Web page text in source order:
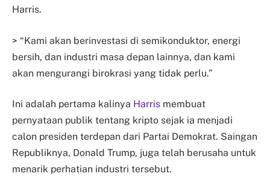
Harris.
> “Kami akan berinvestasi di semikonduktor, energi
bersih, dan industri masa depan lainnya, dan kami
akan mengurangi birokrasi yang tidak perlu.”
Ini adalah pertama kalinya Harris membuat
pernyataan publik tentang kripto sejak ia menjadi
calon presiden terdepan dari Partai Demokrat. Saingan
Republiknya, Donald Trump, juga telah berusaha untuk
menarik perhatian industri tersebut.